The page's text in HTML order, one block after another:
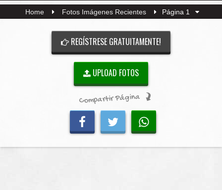
Home Fotos Imágenes Recientes Página 1
REGÍSTRESE GRATUITAMENTE!
UPLOAD FOTOS
Compartir Página